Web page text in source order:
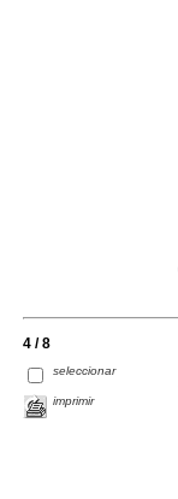
4 / 8
seleccionar
imprimir